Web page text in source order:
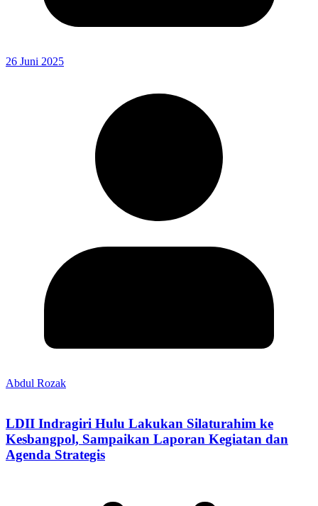
26 Juni 2025
Abdul Rozak
LDII Indragiri Hulu Lakukan Silaturahim ke
Kesbangpol, Sampaikan Laporan Kegiatan dan
Agenda Strategis